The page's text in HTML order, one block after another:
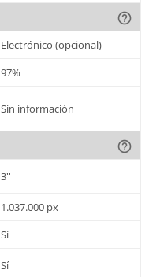
help_outline
Electrónico (opcional)
97%
Sin información
help_outline
3''
1.037.000 px
Sí
Sí